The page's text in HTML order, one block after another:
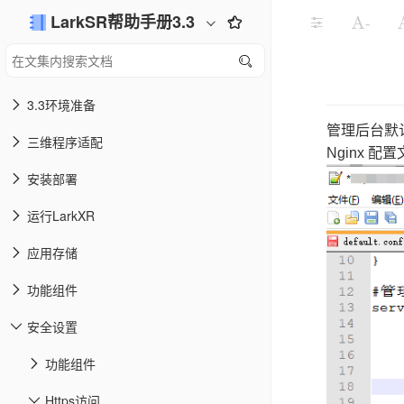
LarkSR帮助手册3.3
3.3环境准备
三维程序适配
安装部署
运行LarkXR
应用存储
功能组件
安全设置
功能组件
-
管理后台默
Nginx 配置